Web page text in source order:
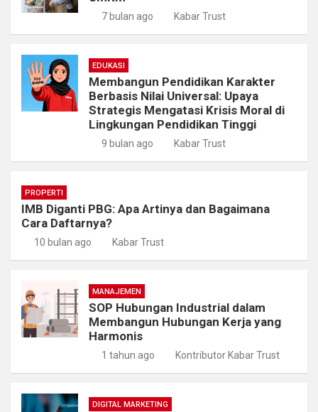
7 bulan ago Kabar Trust
EDUKASI
Membangun Pendidikan Karakter
Berbasis Nilai Universal: Upaya
Strategis Mengatasi Krisis Moral di
Lingkungan Pendidikan Tinggi
9 bulan ago Kabar Trust
PROPERTI
IMB Diganti PBG: Apa Artinya dan Bagaimana
Cara Daftarnya?
10 bulan ago Kabar Trust
MANAJEMEN
SOP Hubungan Industrial dalam
Membangun Hubungan Kerja yang
Harmonis
1 tahun ago Kontributor Kabar Trust
DIGITAL MARKETING